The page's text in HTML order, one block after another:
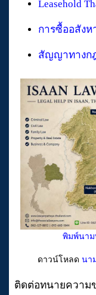
Leasehold
การซื้ออสังห
สัญญาทางก
พิมพ์นาม
ดาวน์โหลดนา
ติดต่อทนายความ